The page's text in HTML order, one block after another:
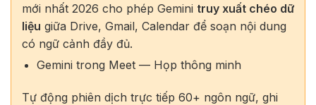
mới nhất 2026 cho phép Gemini truy xuất chéo dữ
liệu giữa Drive, Gmail, Calendar để soạn nội dung
có ngữ cảnh đầy đủ.
Gemini trong Meet — Họp thông minh
Tự động phiên dịch trực tiếp 60+ ngôn ngữ, ghi